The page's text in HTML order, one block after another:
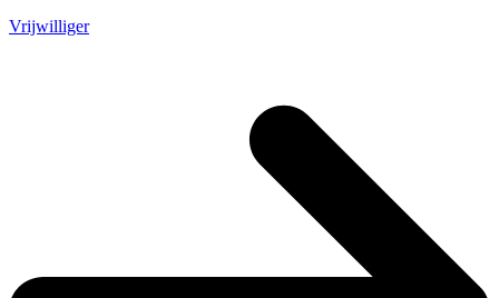
Vrijwilliger